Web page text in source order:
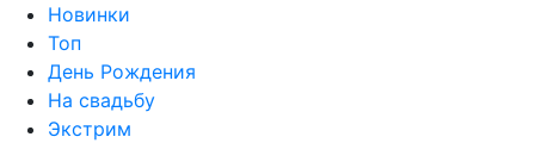
Новинки
Топ
День Рождения
На свадьбу
Экстрим